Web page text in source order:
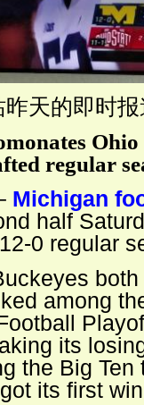
天的即时
Ohio
regular
Michigan
half
0 regular
among
its
the Big Ten
its first